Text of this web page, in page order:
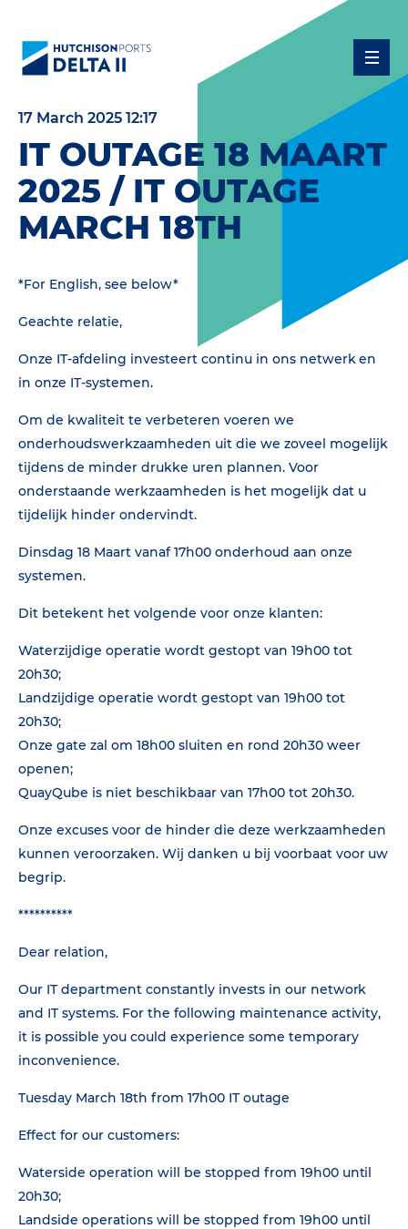
17 March 2025 12:17
IT OUTAGE 18 MAART
2025 / IT OUTAGE
MARCH 18TH
*For English, see below*
Geachte relatie,
Onze IT-afdeling investeert continu in ons netwerk en
in onze IT-systemen.
Om de kwaliteit te verbeteren voeren we
onderhoudswerkzaamheden uit die we zoveel mogelijk
tijdens de minder drukke uren plannen. Voor
onderstaande werkzaamheden is het mogelijk dat u
tijdelijk hinder ondervindt.
Dinsdag 18 Maart vanaf 17h00 onderhoud aan onze
systemen.
Dit betekent het volgende voor onze klanten:
Waterzijdige operatie wordt gestopt van 19h00 tot
20h30;
Landzijdige operatie wordt gestopt van 19h00 tot
20h30;
Onze gate zal om 18h00 sluiten en rond 20h30 weer
openen;
QuayQube is niet beschikbaar van 17h00 tot 20h30.
Onze excuses voor de hinder die deze werkzaamheden
kunnen veroorzaken. Wij danken u bij voorbaat voor uw
begrip.
**********
Dear relation,
Our IT department constantly invests in our network
and IT systems. For the following maintenance activity,
it is possible you could experience some temporary
inconvenience.
Tuesday March 18th from 17h00 IT outage
Effect for our customers:
Waterside operation will be stopped from 19h00 until
20h30;
Landside operations will be stopped from 19h00 until